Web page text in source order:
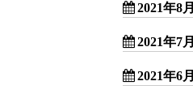
2021年8月
2021年7月
2021年6月